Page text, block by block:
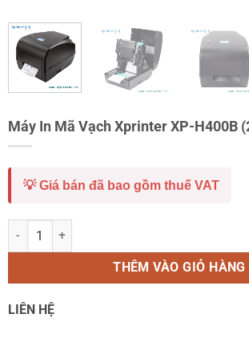
Máy In Mã Vạch Xprinter XP-H400B
💡 Giá bán đã bao gồm thuế VAT
Máy In Mã Vạch Xprinter XP-H400B (203DPI,
THÊM VÀO GIỎ HÀNG
LIÊN HỆ